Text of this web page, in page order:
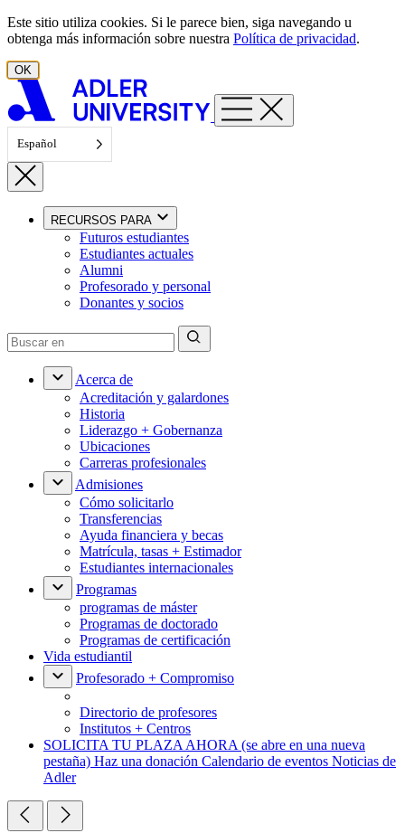
Ir al contenido
Este sitio utiliza cookies. Si le parece bien, siga navegando u
obtenga más información sobre nuestra Política de privacidad.
OK
Español
RECURSOS PARA
Futuros estudiantes
Estudiantes actuales
Alumni
Profesorado y personal
Donantes y socios
Acerca de
Acreditación y galardones
Historia
Liderazgo + Gobernanza
Ubicaciones
Carreras profesionales
Admisiones
Cómo solicitarlo
Transferencias
Ayuda financiera y becas
Matrícula, tasas + Estimador
Estudiantes internacionales
Programas
programas de máster
Programas de doctorado
Programas de certificación
Vida estudiantil
Profesorado + Compromiso
Directorio de profesores
Institutos + Centros
SOLICITA TU PLAZA AHORA (se abre en una nueva
pestaña) Haz una donación Calendario de eventos Noticias de
Adler